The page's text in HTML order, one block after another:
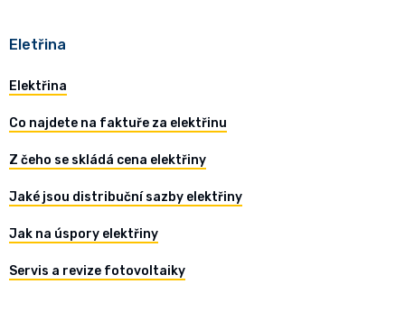
Eletřina
Elektřina
Co najdete na faktuře za elektřinu
Z čeho se skládá cena elektřiny
Jaké jsou distribuční sazby elektřiny
Jak na úspory elektřiny
Servis a revize fotovoltaiky